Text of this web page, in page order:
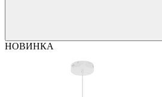
НОВИНКА